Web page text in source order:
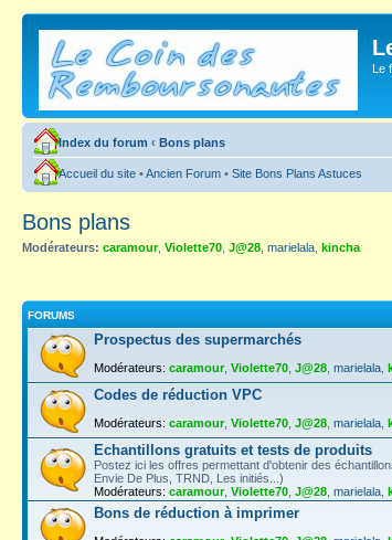
Le
Index du forum ‹ Bons plans
Accueil du site •Ancien Forum • Site Bons Plans Astuces
Bons plans
Modérateurs: caramour, Violette70 J@28 marielala kincha
FORUMS
Prospectus des supermarchés
Modérateurs: caramour, Violette70 J@28 marielala
Codes de réduction VPC
Modérateurs: caramour, Violette70 J@28 marielala
Echantillons gratuits et tests de produits
Postez ici les offres permettant d'obtenir des
Envie De Plus, TRND, Les initiés...)
Modérateurs: caramour, Violette70 J@28 marielala
Bons de réduction à imprimer